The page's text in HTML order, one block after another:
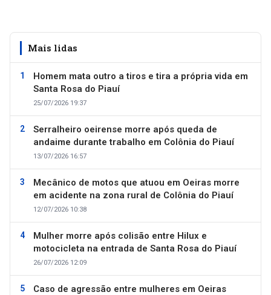
Mais lidas
Homem mata outro a tiros e tira a própria vida em
Santa Rosa do Piauí
25/07/2026 19:37
Serralheiro oeirense morre após queda de
andaime durante trabalho em Colônia do Piauí
13/07/2026 16:57
Mecânico de motos que atuou em Oeiras morre
em acidente na zona rural de Colônia do Piauí
12/07/2026 10:38
Mulher morre após colisão entre Hilux e
motocicleta na entrada de Santa Rosa do Piauí
26/07/2026 12:09
Caso de agressão entre mulheres em Oeiras